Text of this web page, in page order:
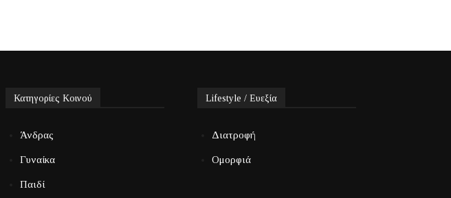
Κατηγορίες Κοινού
Άνδρας
Γυναίκα
Παιδί
Lifestyle / Ευεξία
Διατροφή
Ομορφιά